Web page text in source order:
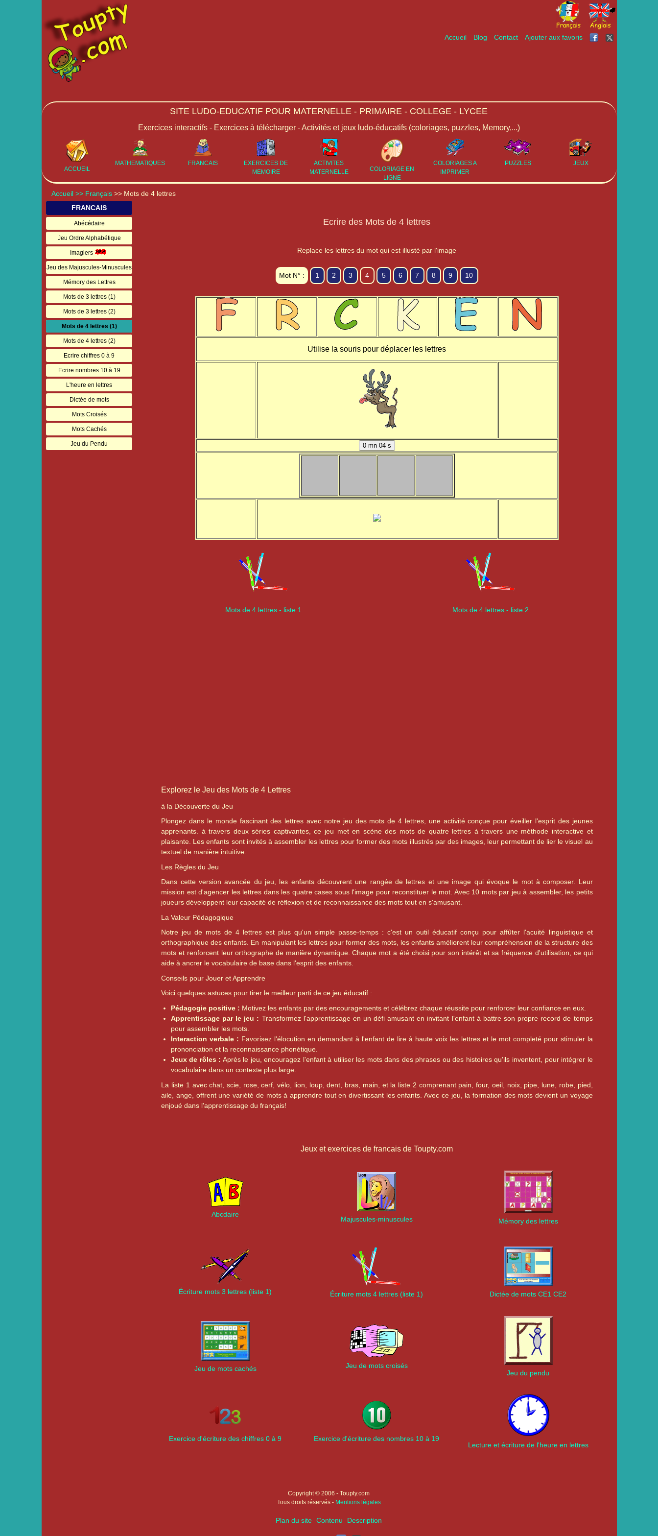
Accueil Blog Contact Ajouter aux favoris
SITE LUDO-EDUCATIF POUR MATERNELLE - PRIMAIRE - COLLEGE - LYCEE
Exercices interactifs - Exercices à télécharger - Activités et jeux ludo-éducatifs (coloriages, puzzles, Memory,...)
ACCUEIL
MATHEMATIQUES FRANCAIS
EXERCICES DE
MEMOIRE
ACTIVITES
MATERNELLE
COLORIAGE EN
LIGNE
COLORIAGES A
IMPRIMER
PUZZLES JEUX
Accueil >> Français >> Mots de 4 lettres
FRANCAIS
Abécédaire
Jeu Ordre Alphabétique
Imagiers
Jeu des Majuscules-Minuscules
Mémory des Lettres
Mots de 3 lettres (1)
Mots de 3 lettres (2)
Mots de 4 lettres (1)
Mots de 4 lettres (2)
Ecrire chiffres 0 à 9
Ecrire nombres 10 à 19
L'heure en lettres
Dictée de mots
Mots Croisés
Mots Cachés
Jeu du Pendu
Ecrire des Mots de 4 lettres
Replace les lettres du mot qui est illusté par l'image
Mot N° : 1 2 3 4 5 6 7 8 9 10
Utilise la souris pour déplacer les lettres
Mots de 4 lettres - liste 1 Mots de 4 lettres - liste 2
Explorez le Jeu des Mots de 4 Lettres
à la Découverte du Jeu
Plongez dans le monde fascinant des lettres avec notre jeu des mots de 4 lettres, une activité conçue pour éveiller l'esprit des jeunes
apprenants. à travers deux séries captivantes, ce jeu met en scène des mots de quatre lettres à travers une méthode interactive et
plaisante. Les enfants sont invités à assembler les lettres pour former des mots illustrés par des images, leur permettant de lier le visuel au
textuel de manière intuitive.
Les Règles du Jeu
Dans cette version avancée du jeu, les enfants découvrent une rangée de lettres et une image qui évoque le mot à composer. Leur
mission est d'agencer les lettres dans les quatre cases sous l'image pour reconstituer le mot. Avec 10 mots par jeu à assembler, les petits
joueurs développent leur capacité de réflexion et de reconnaissance des mots tout en s'amusant.
La Valeur Pédagogique
Notre jeu de mots de 4 lettres est plus qu'un simple passe-temps : c'est un outil éducatif conçu pour affûter l'acuité linguistique et
orthographique des enfants. En manipulant les lettres pour former des mots, les enfants améliorent leur compréhension de la structure des
mots et renforcent leur orthographe de manière dynamique. Chaque mot a été choisi pour son intérêt et sa fréquence d'utilisation, ce qui
aide à ancrer le vocabulaire de base dans l'esprit des enfants.
Conseils pour Jouer et Apprendre
Voici quelques astuces pour tirer le meilleur parti de ce jeu éducatif :
Pédagogie positive : Motivez les enfants par des encouragements et célébrez chaque réussite pour renforcer leur confiance en eux.
Apprentissage par le jeu : Transformez l'apprentissage en un défi amusant en invitant l'enfant à battre son propre record de temps
pour assembler les mots.
Interaction verbale : Favorisez l'élocution en demandant à l'enfant de lire à haute voix les lettres et le mot completé pour stimuler la
prononciation et la reconnaissance phonétique.
Jeux de rôles : Après le jeu, encouragez l'enfant à utiliser les mots dans des phrases ou des histoires qu'ils inventent, pour intégrer le
vocabulaire dans un contexte plus large.
La liste 1 avec chat, scie, rose, cerf, vélo, lion, loup, dent, bras, main, et la liste 2 comprenant pain, four, oeil, noix, pipe, lune, robe, pied,
aile, ange, offrent une variété de mots à apprendre tout en divertissant les enfants. Avec ce jeu, la formation des mots devient un voyage
enjoué dans l'apprentissage du français!
Jeux et exercices de francais de Toupty.com
Abcdaire
Majuscules-minuscules Mémory des lettres
Écriture mots 3 lettres (liste 1) Écriture mots 4 lettres (liste 1) Dictée de mots CE1 CE2
Jeu de mots cachés
Jeu de mots croisés
Jeu du pendu
Exercice d'écriture des chiffres 0 à 9
Exercice d'écriture des nombres 10 à 19
Lecture et écriture de l'heure en lettres
Copyright © 2006 - Toupty.com
Tous droits réservés - Mentions légales
Plan du site Contenu Description